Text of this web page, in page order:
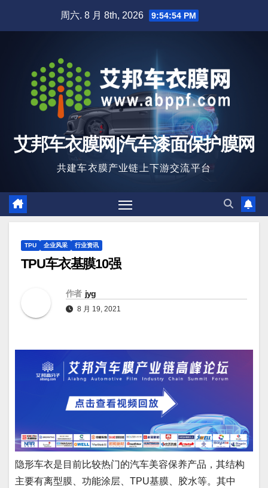
周六. 8 月 8th, 2026 9:54:55 PM
艾邦车衣膜网|汽车漆面保护膜网
共建车衣膜产业链上下游交流平台
TPU 企业风采 行业资讯
TPU车衣基膜10强
作者 jyg
8 月 19, 2021
隐形车衣是目前比较热门的汽车美容保养产品，其结构
主要有离型膜、功能涂层、TPU基膜、胶水等。其中